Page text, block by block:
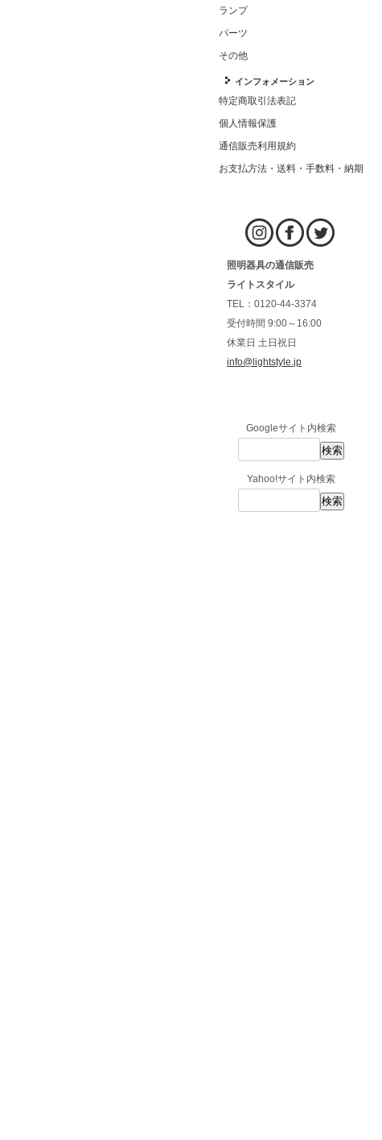
ランプ
パーツ
その他
インフォメーション
特定商取引法表記
個人情報保護
通信販売利用規約
お支払方法・送料・手数料・納期
照明器具の通信販売
ライトスタイル
TEL：0120-44-3374
受付時間 9:00～16:00
休業日 土日祝日
info@lightstyle.jp
Googleサイト内検索
Yahoo!サイト内検索